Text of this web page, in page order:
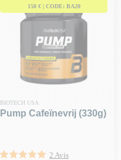
150 € | CODE: BA20
BIOTECH USA
Pump Cafeïnevrij (330g)
2 Avis